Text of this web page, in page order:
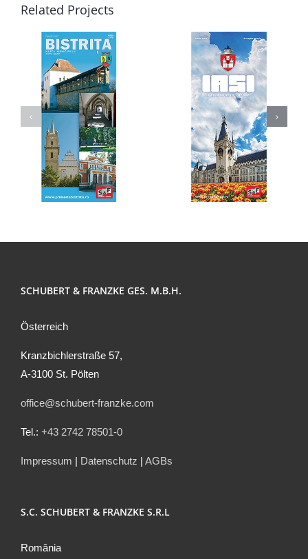
Related Projects
SCHUBERT & FRANZKE GES. M.B.H.
Österreich
Kranzbichlerstraße 57,
A-3100 St. Pölten
office@schubert-franzke.com
Tel.: +43 2742 78501-0
Impressum | Datenschutz | AGBs
S.C. SCHUBERT & FRANZKE S.R.L
România